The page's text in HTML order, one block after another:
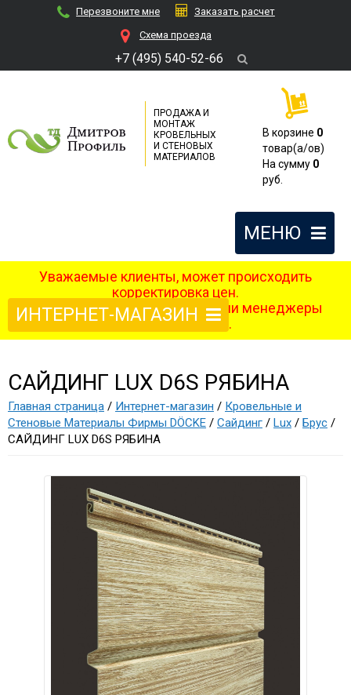
Перезвоните мне
Заказать расчет
Cхема проезда
+7 (495) 540-52-66
ПРОДАЖА И
МОНТАЖ
КРОВЕЛЬНЫХ
И СТЕНОВЫХ
МАТЕРИАЛОВ
В корзине 0
товар(a/ов)
На сумму 0
руб.
МЕНЮ
Уважаемые клиенты, может происходить
корректировка цен.
После оформления заказа наши менеджеры
свяжутся с вами.
ИНТЕРНЕТ-МАГАЗИН
САЙДИНГ LUX D6S РЯБИНА
Главная страница / Интернет-магазин / Кровельные и
Стеновые Материалы Фирмы DÖCKE / Cайдинг / Lux / Брус /
САЙДИНГ LUX D6S РЯБИНА